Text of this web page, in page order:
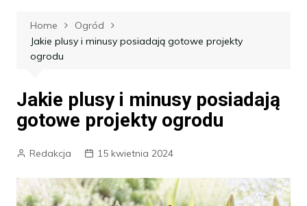
Home
Ogród
Jakie plusy i minusy posiadają gotowe projekty
ogrodu
Jakie plusy i minusy posiadają
gotowe projekty ogrodu
Redakcja 15 kwietnia 2024